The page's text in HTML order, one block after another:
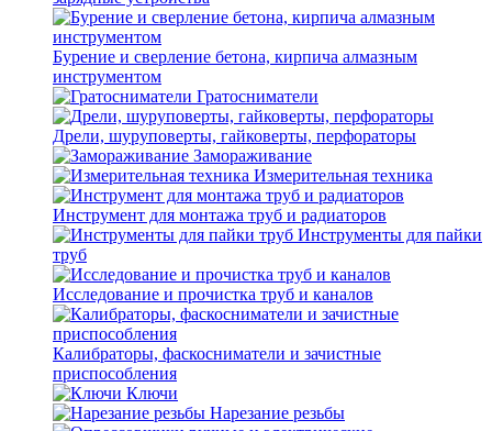
Бурение и сверление бетона, кирпича алмазным
инструментом
Гратосниматели
Дрели, шуруповерты, гайковерты, перфораторы
Замораживание
Измерительная техника
Инструмент для монтажа труб и радиаторов
Инструменты для пайки
труб
Исследование и прочистка труб и каналов
Калибраторы, фаскосниматели и зачистные
приспособления
Ключи
Нарезание резьбы